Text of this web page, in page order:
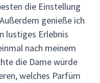
die Einstellung
genieße ich
lustiges Erlebnis
nach meinem
die Dame würde
welches Parfüm